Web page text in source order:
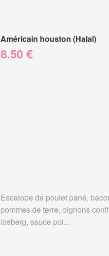
Américain houston (Halal)
8.50 €
Escalope de poulet pané,
pommes de terre, oignons
iceberg, sauce poi...